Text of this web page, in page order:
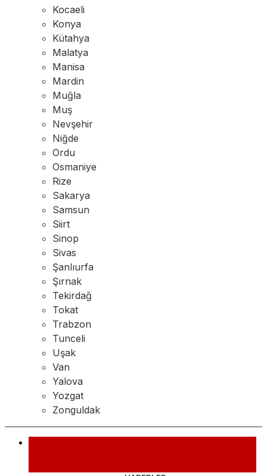
Kocaeli
Konya
Kütahya
Malatya
Manisa
Mardin
Muğla
Muş
Nevşehir
Niğde
Ordu
Osmaniye
Rize
Sakarya
Samsun
Siirt
Sinop
Sivas
Şanlıurfa
Şırnak
Tekirdağ
Tokat
Trabzon
Tunceli
Uşak
Van
Yalova
Yozgat
Zonguldak